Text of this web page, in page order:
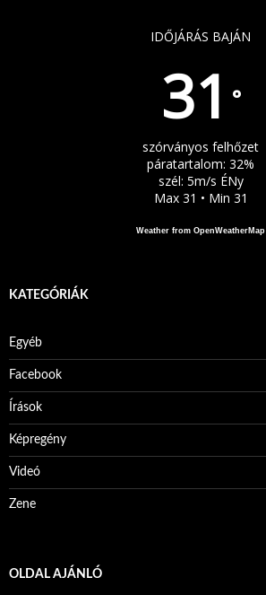
IDŐJÁRÁS BAJÁN
31 °
szórványos felhőzet
páratartalom: 32%
szél: 5m/s ÉNy
Max 31 • Min 31
Weather from OpenWeatherMap
KATEGÓRIÁK
Egyéb
Facebook
Írások
Képregény
Videó
Zene
OLDAL AJÁNLÓ